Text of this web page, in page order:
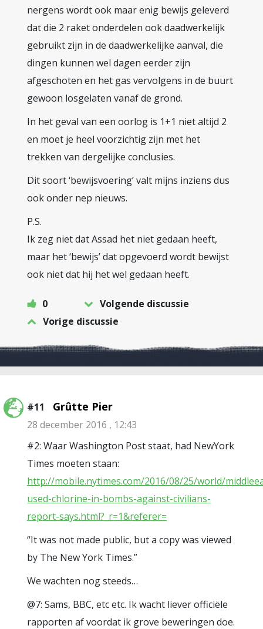
nergens wordt ook maar enig bewijs geleverd
dat die 2 raket onderdelen ook daadwerkelijk
gebruikt zijn in de daadwerkelijke aanval, die
dingen kunnen wel dagen eerder zijn
afgeschoten en het gas vervolgens in de buurt
gewoon losgelaten vanaf de grond.
In het geval van een oorlog is 1+1 niet altijd 2
en moet je heel voorzichtig zijn met het
trekken van dergelijke conclusies.
Dit soort ‘bewijsvoering’ valt mijns inziens dus
ook onder nep nieuws.
P.S.
Ik zeg niet dat Assad het niet gedaan heeft,
maar het ‘bewijs’ dat opgevoerd wordt bewijst
ook niet dat hij het wel gedaan heeft.
0
Volgende discussie
Vorige discussie
#11 Grûtte Pier
28 december 2016 , 12:43
#2: Waar Washington Post staat, had NewYork
Times moeten staan:
http://mobile.nytimes.com/2016/08/25/world/
used-chlorine-in-bombs-against-civilians-
report-says.html?_r=1&referer=
“It was not made public, but a copy was viewed
by The New York Times.”
We wachten nog steeds…
@7: Sams, BBC, etc etc. Ik wacht liever officiële
rapporten af voordat ik grove beweringen doe.